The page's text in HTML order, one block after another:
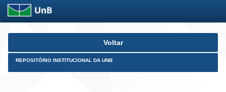
Skip
Voltar
REPOSITÓRIO INSTITUCIONAL DA UNB